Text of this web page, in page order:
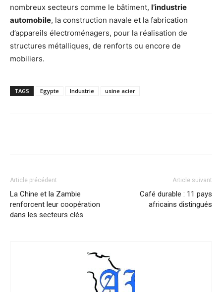
nombreux secteurs comme le bâtiment, l’industrie
automobile, la construction navale et la fabrication
d’appareils électroménagers, pour la réalisation de
structures métalliques, de renforts ou encore de
mobiliers.
TAGS Egypte Industrie usine acier
Article précédent
La Chine et la Zambie
renforcent leur coopération
dans les secteurs clés
Article suivant
Café durable : 11 pays
africains distingués